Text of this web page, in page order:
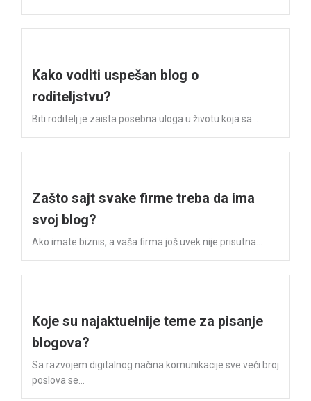
Kako voditi uspešan blog o
roditeljstvu?
Biti roditelj je zaista posebna uloga u životu koja sa...
Zašto sajt svake firme treba da ima
svoj blog?
Ako imate biznis, a vaša firma još uvek nije prisutna...
Koje su najaktuelnije teme za pisanje
blogova?
Sa razvojem digitalnog načina komunikacije sve veći broj
poslova se...